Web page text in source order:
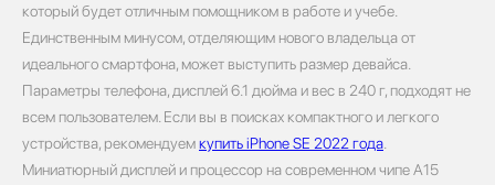
который будет отличным помощником в работе и учебе.
Единственным минусом, отделяющим нового владельца от
идеального смартфона, может выступить размер девайса.
Параметры телефона, дисплей 6.1 дюйма и вес в 240 г, подходят не
всем пользователем. Если вы в поисках компактного и легкого
устройства, рекомендуемкупить iPhone SE 2022 года
Миниатюрный дисплей и процессор на современном чипе A15